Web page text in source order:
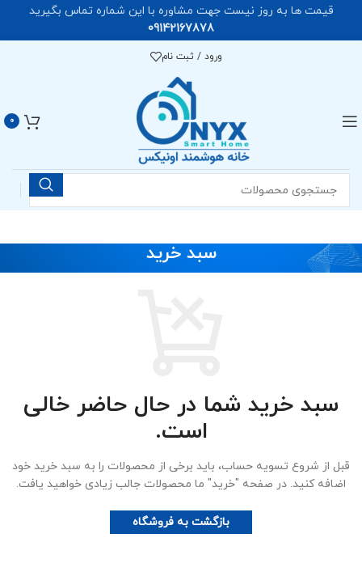
ورود / ثبت نام
0
سبد خرید
سبد خرید شما در حال حاضر خالی
است.
قبل از شروع تسویه حساب، باید برخی از محصولات را به سبد خرید خود
اضافه کنید. در صفحه "خرید" ما محصولات جالب زیادی خواهید یافت.
بازگشت به فروشگاه
قیمت ها به روز نیست جهت مشاوره با این شماره تماس بگیرید
09142167878